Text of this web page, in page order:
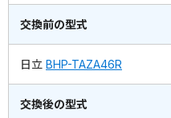
交換前の型式
日立 BHP-TAZA46R
交換後の型式